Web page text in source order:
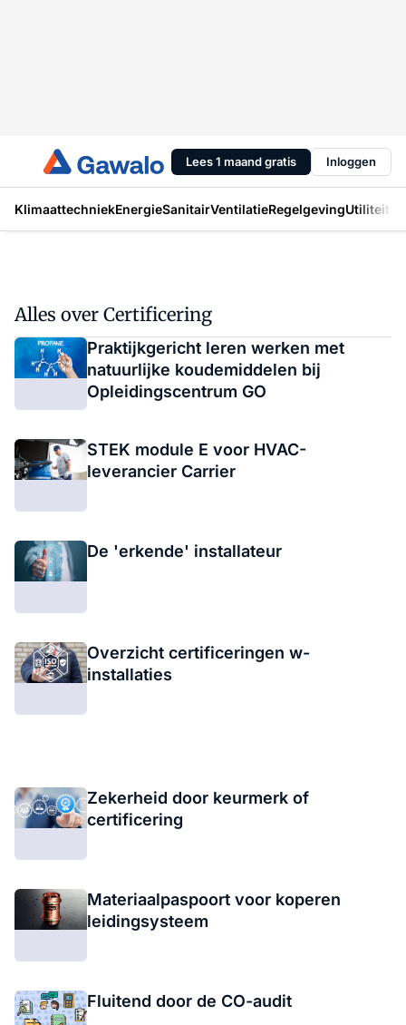
Lees 1 maand gratis Inloggen
KlimaattechniekEnergieSanitairVentilatieRegelgevingUtiliteit
Alles over Certificering
Praktijkgericht leren werken met
natuurlijke koudemiddelen bij
Opleidingscentrum GO
STEK module E voor HVAC-
leverancier Carrier
De 'erkende' installateur
Overzicht certificeringen w-
installaties
Zekerheid door keurmerk of
certificering
Materiaalpaspoort voor koperen
leidingsysteem
Fluitend door de CO-audit